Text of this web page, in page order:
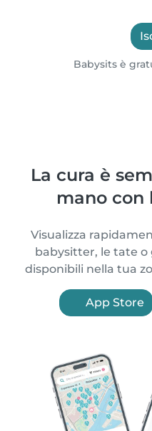
Babysits è
La cura è
mano con
Visualizza
babysitter, le tate o
disponibili nella tua
App Store